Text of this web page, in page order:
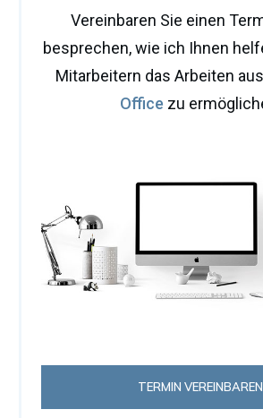
Vereinbaren Sie einen
besprechen, wie ich Ihnen
Mitarbeitern das Arbeiten
Office zu
TERMIN VEREINBAREN